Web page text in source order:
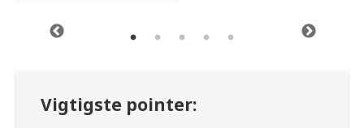
Vigtigste pointer: